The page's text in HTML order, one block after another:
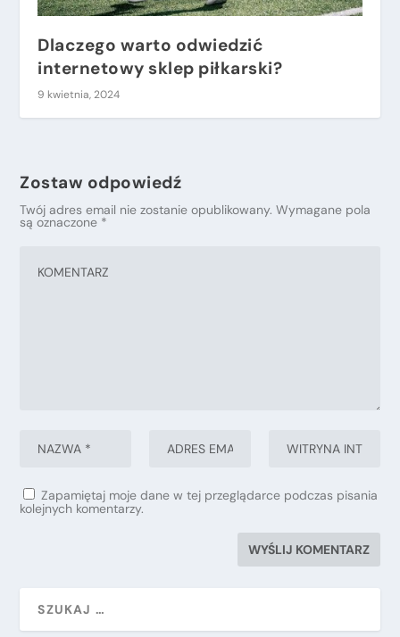
Dlaczego warto odwiedzić
internetowy sklep piłkarski?
9 kwietnia, 2024
Zostaw odpowiedź
Twój adres email nie zostanie opublikowany. Wymagane pola
są oznaczone *
Zapamiętaj moje dane w tej przeglądarce podczas pisania
kolejnych komentarzy.